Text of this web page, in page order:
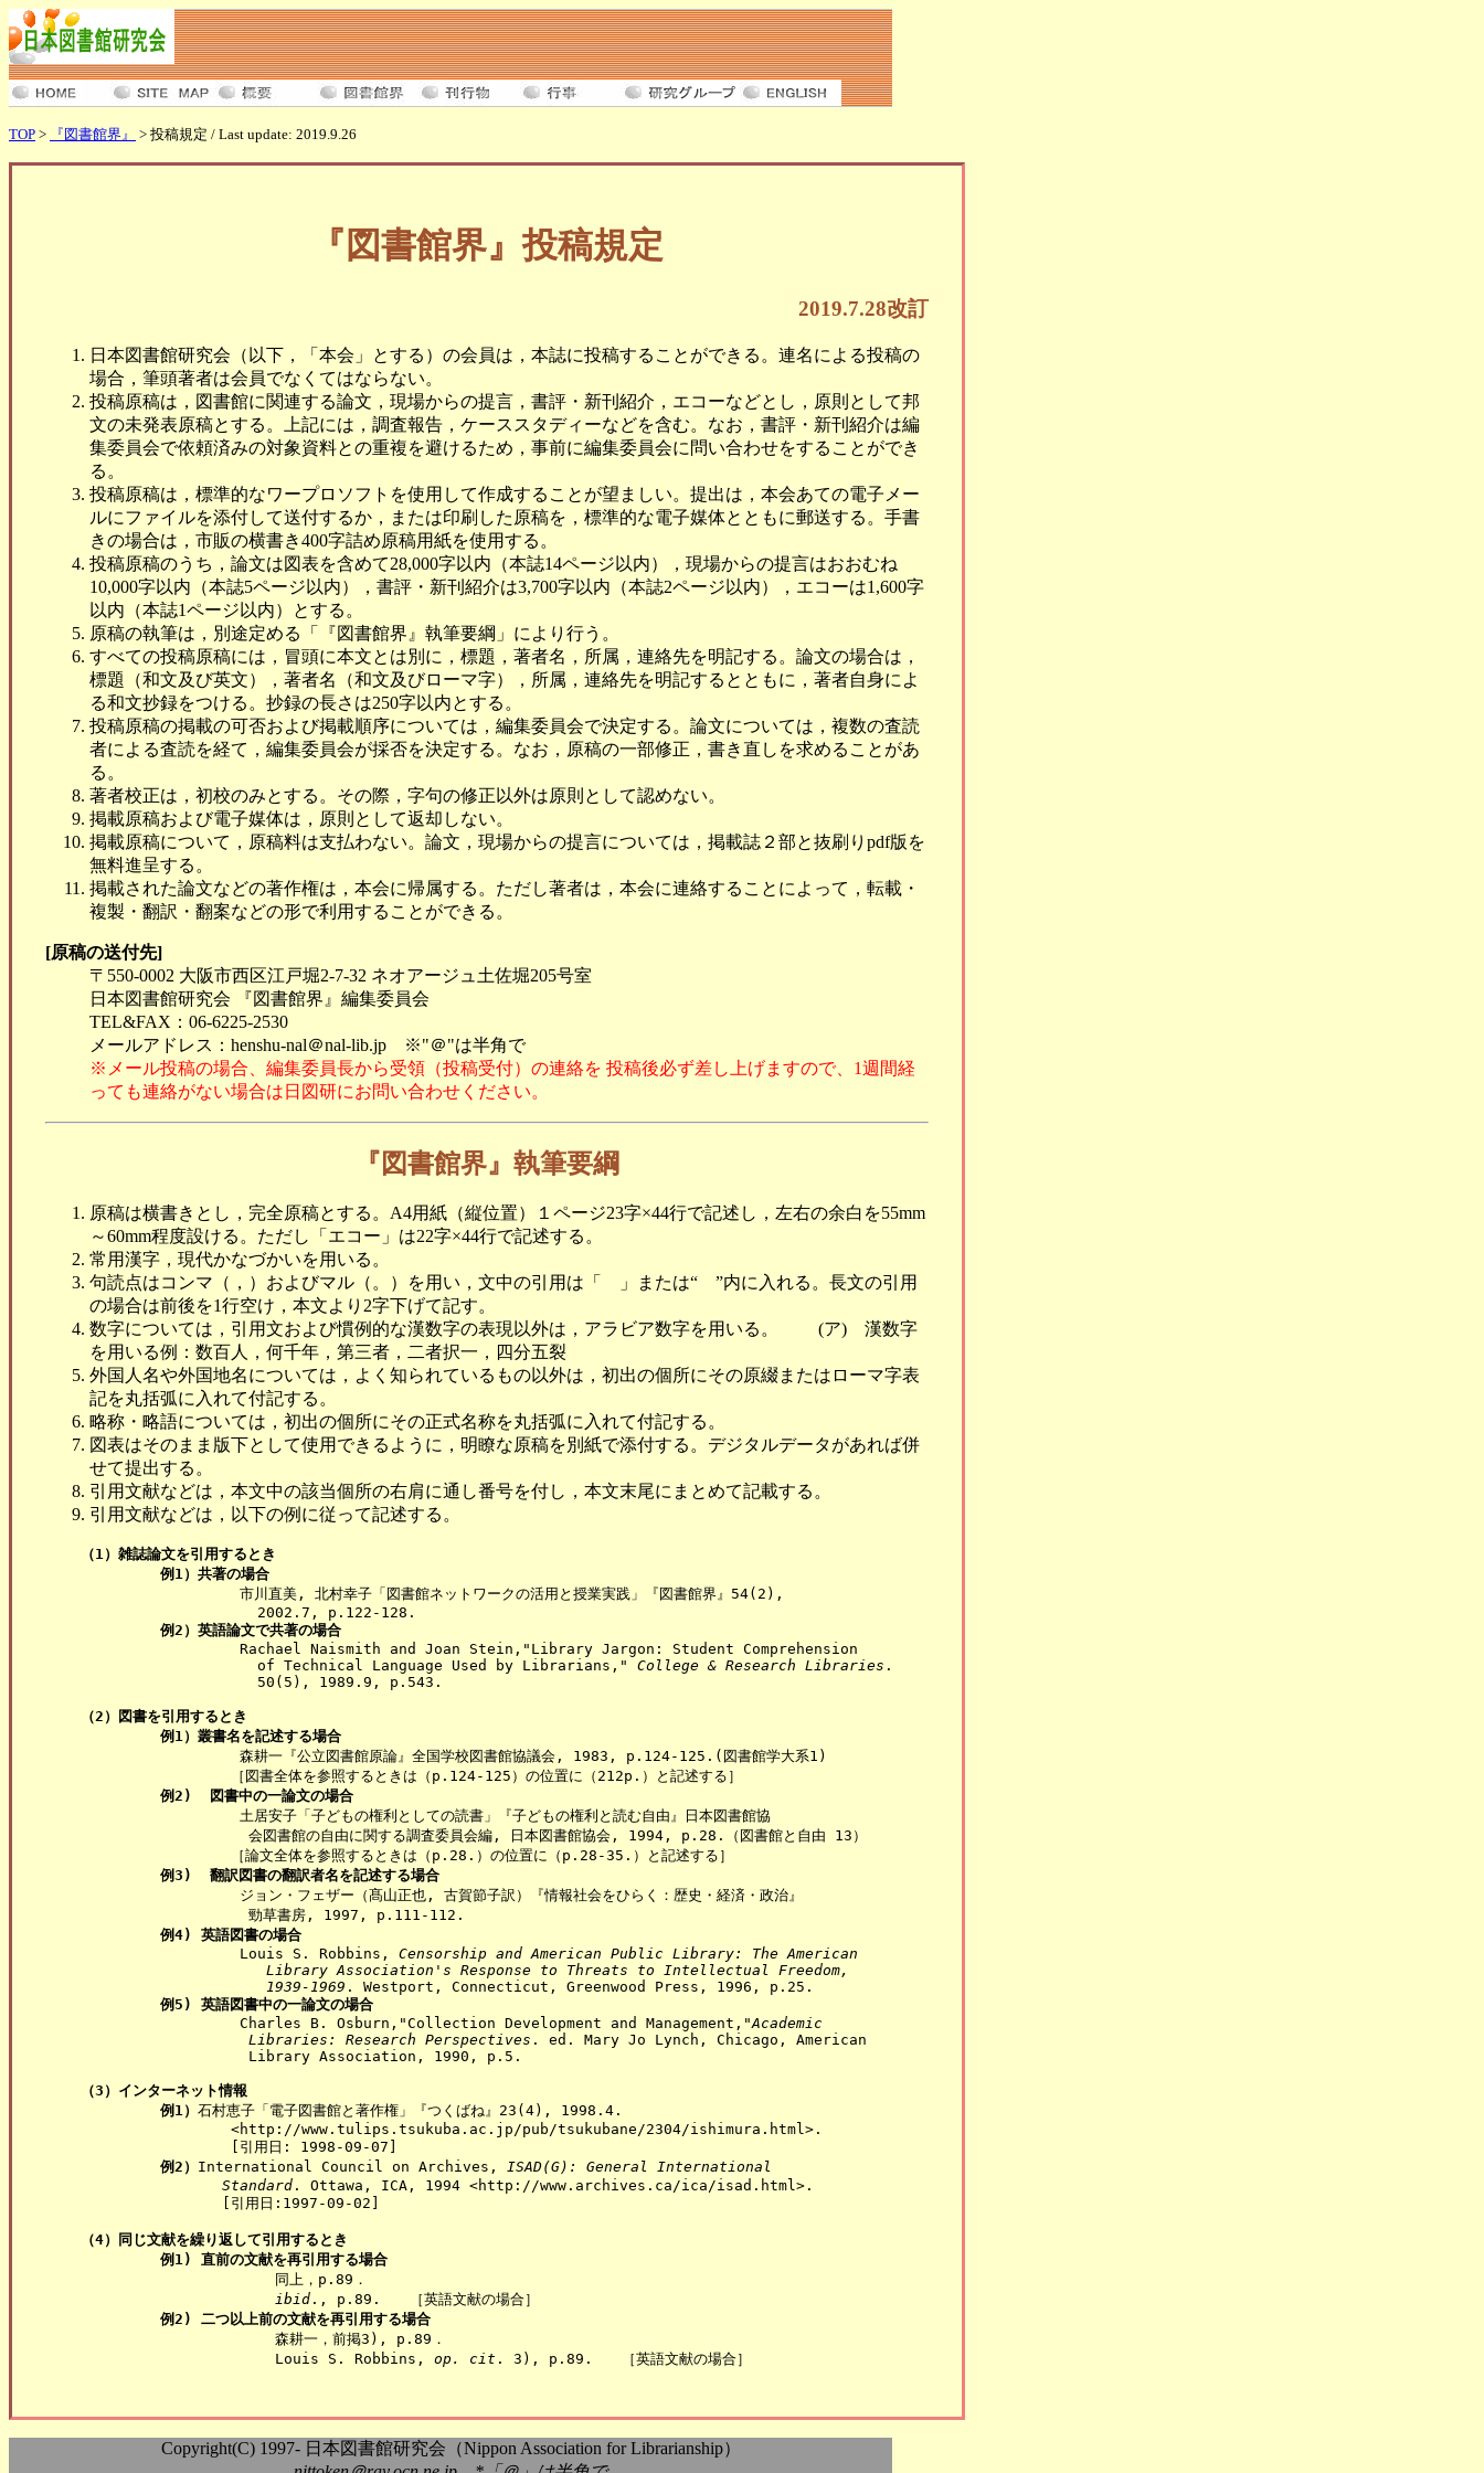
TOP > 『図書館界』 > 投稿規定 / Last update: 2019.9.26
『図書館界』投稿規定
2019.7.28改訂
日本図書館研究会（以下，「本会」とする）の会員は，本誌に投稿することができる。連名による投稿の
場合，筆頭著者は会員でなくてはならない。
投稿原稿は，図書館に関連する論文，現場からの提言，書評・新刊紹介，エコーなどとし，原則として邦
文の未発表原稿とする。上記には，調査報告，ケーススタディーなどを含む。なお，書評・新刊紹介は編
集委員会で依頼済みの対象資料との重複を避けるため，事前に編集委員会に問い合わせをすることができ
る。
投稿原稿は，標準的なワープロソフトを使用して作成することが望ましい。提出は，本会あての電子メー
ルにファイルを添付して送付するか，または印刷した原稿を，標準的な電子媒体とともに郵送する。手書
きの場合は，市販の横書き400字詰め原稿用紙を使用する。
投稿原稿のうち，論文は図表を含めて28,000字以内（本誌14ページ以内），現場からの提言はおおむね
10,000字以内（本誌5ページ以内），書評・新刊紹介は3,700字以内（本誌2ページ以内），エコーは1,600字
以内（本誌1ページ以内）とする。
原稿の執筆は，別途定める「『図書館界』執筆要綱」により行う。
すべての投稿原稿には，冒頭に本文とは別に，標題，著者名，所属，連絡先を明記する。論文の場合は，
標題（和文及び英文），著者名（和文及びローマ字），所属，連絡先を明記するとともに，著者自身によ
る和文抄録をつける。抄録の長さは250字以内とする。
投稿原稿の掲載の可否および掲載順序については，編集委員会で決定する。論文については，複数の査読
者による査読を経て，編集委員会が採否を決定する。なお，原稿の一部修正，書き直しを求めることがあ
る。
著者校正は，初校のみとする。その際，字句の修正以外は原則として認めない。
掲載原稿および電子媒体は，原則として返却しない。
掲載原稿について，原稿料は支払わない。論文，現場からの提言については，掲載誌２部と抜刷りpdf版を
無料進呈する。
掲載された論文などの著作権は，本会に帰属する。ただし著者は，本会に連絡することによって，転載・
複製・翻訳・翻案などの形で利用することができる。
[原稿の送付先]
〒550-0002 大阪市西区江戸堀2-7-32 ネオアージュ土佐堀205号室
日本図書館研究会 『図書館界』編集委員会
TEL&FAX：06-6225-2530
メールアドレス：henshu-nal＠nal-lib.jp ※"＠"は半角で
※メール投稿の場合、編集委員長から受領（投稿受付）の連絡を 投稿後必ず差し上げますので、1週間経
っても連絡がない場合は日図研にお問い合わせください。
『図書館界』執筆要綱
原稿は横書きとし，完全原稿とする。A4用紙（縦位置）１ページ23字×44行で記述し，左右の余白を55mm
～60mm程度設ける。ただし「エコー」は22字×44行で記述する。
常用漢字，現代かなづかいを用いる。
句読点はコンマ（，）およびマル（。）を用い，文中の引用は「 」または“ ”内に入れる。長文の引用
の場合は前後を1行空け，本文より2字下げて記す。
数字については，引用文および慣例的な漢数字の表現以外は，アラビア数字を用いる。 (ア) 漢数字
を用いる例：数百人，何千年，第三者，二者択一，四分五裂
外国人名や外国地名については，よく知られているもの以外は，初出の個所にその原綴またはローマ字表
記を丸括弧に入れて付記する。
略称・略語については，初出の個所にその正式名称を丸括弧に入れて付記する。
図表はそのまま版下として使用できるように，明瞭な原稿を別紙で添付する。デジタルデータがあれば併
せて提出する。
引用文献などは，本文中の該当個所の右肩に通し番号を付し，本文末尾にまとめて記載する。
引用文献などは，以下の例に従って記述する。
（1）雑誌論文を引用するとき
例1）共著の場合
                      市川直美, 北村幸子「図書館ネットワークの活用と授業実践」『図書館界』54(2),
                        2002.7, p.122-128.
例2）英語論文で共著の場合
                      Rachael Naismith and Joan Stein,"Library Jargon: Student Comprehension
                        of Technical Language Used by Librarians,"
College & Research Libraries .
                        50(5), 1989.9, p.543.
（2）図書を引用するとき
例1）叢書名を記述する場合
                      森耕一『公立図書館原論』全国学校図書館協議会, 1983, p.124-125.(図書館学大系1)
                     ［図書全体を参照するときは（p.124-125）の位置に（212p.）と記述する］
例2)  図書中の一論文の場合
                      土居安子「子どもの権利としての読書」『子どもの権利と読む自由』日本図書館協
                       会図書館の自由に関する調査委員会編, 日本図書館協会, 1994, p.28.（図書館と自由 13）
                     ［論文全体を参照するときは（p.28.）の位置に（p.28-35.）と記述する］
例3)  翻訳図書の翻訳者名を記述する場合
                      ジョン・フェザー（髙山正也, 古賀節子訳）『情報社会をひらく：歴史・経済・政治』
                       勁草書房, 1997, p.111-112.
例4) 英語図書の場合
                      Louis S. Robbins,
Censorship and American Public Library: The American
Library Association's Response to Threats to Intellectual Freedom,
1939-1969 . Westport, Connecticut, Greenwood Press, 1996, p.25.
例5) 英語図書中の一論文の場合
                      Charles B. Osburn,"Collection Development and Management,"
Academic
Libraries: Research Perspectives . ed. Mary Jo Lynch, Chicago, American
                       Library Association, 1990, p.5.
（3）インターネット情報
例1） 石村恵子「電子図書館と著作権」『つくばね』23(4), 1998.4.
                     <http://www.tulips.tsukuba.ac.jp/pub/tsukubane/2304/ishimura.html>.
                     [引用日: 1998-09-07]
例2） International Council on Archives, ISAD(G): General International
Standard . Ottawa, ICA, 1994 <http://www.archives.ca/ica/isad.html>.
                    [引用日:1997-09-02]
（4）同じ文献を繰り返して引用するとき
例1) 直前の文献を再引用する場合
                          同上，p.89．
ibid ., p.89.　　［英語文献の場合］
例2) 二つ以上前の文献を再引用する場合
                          森耕一，前掲3), p.89．
                          Louis S. Robbins,
op. cit
Copyright(C) 1997- 日本図書館研究会（Nippon Association for Librarianship）